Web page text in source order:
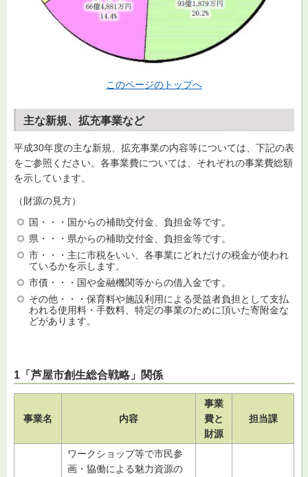
このページのトップへ
主な新規、拡充事業など
平成30年度の主な新規、拡充事業の内容等については、下記の表
をご参照ください。各事業費については、それぞれの事業費総額
を示しています。
（財源の見方）
国・・・国からの補助交付金、負担金等です。
県・・・県からの補助交付金、負担金等です。
市・・・主に市税をいい、各事業にどれだけの税金が使われ
ているかを示します。
市債・・・国や金融機関等からの借入金です。
その他・・・保育料や施設利用による受益者負担として支払
われる使用料・手数料、特定の事業のために頂いた寄附金な
どがあります。
1「芦屋市創生総合戦略」関係
事業名 内容
事業
費と
財源
担当課
ワークショップ等で市民参
画・協働による魅力資源の